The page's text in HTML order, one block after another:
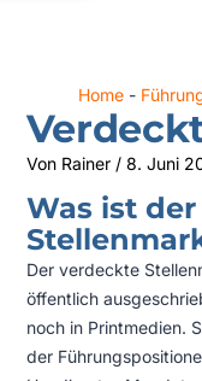
Home-
Von Rainer / 8. Juni
Was ist
Der verdeckte
öffentlich
noch in Printmedien.
der